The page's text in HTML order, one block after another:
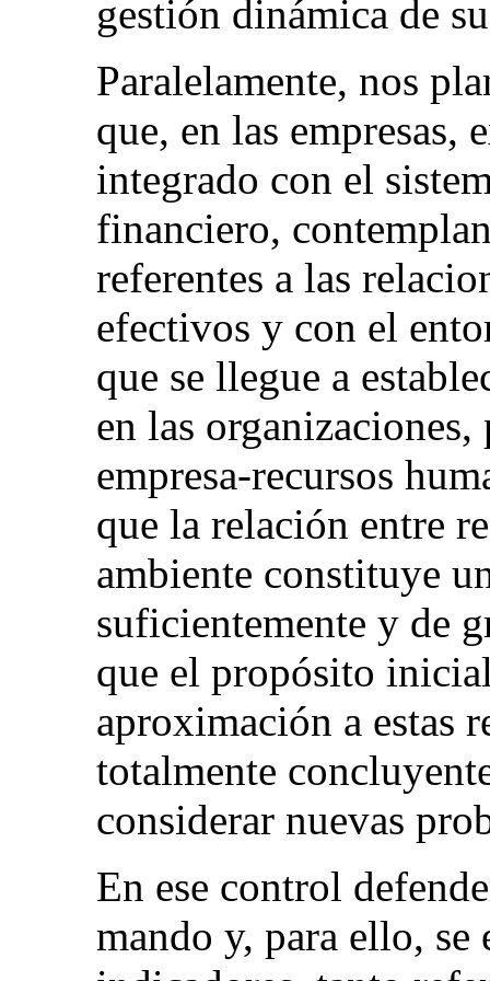
gestión dinámica de
Paralelamente, nos
que, en las
integrado con el
financiero,
referentes a las
efectivos y con el
que se llegue a
en las
empresa-recursos
que la relación entre
ambiente constituye
suficientemente y de
que el propósito
aproximación a estas
totalmente
considerar nuevas
En ese control
mando y, para ello,